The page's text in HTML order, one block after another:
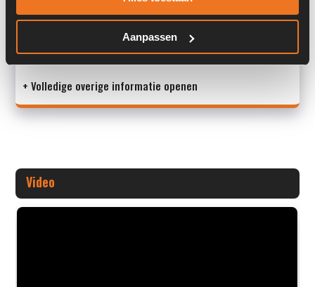
Aanpassen
S/N: -
Mach
+ Volledige overige informatie openen
Video